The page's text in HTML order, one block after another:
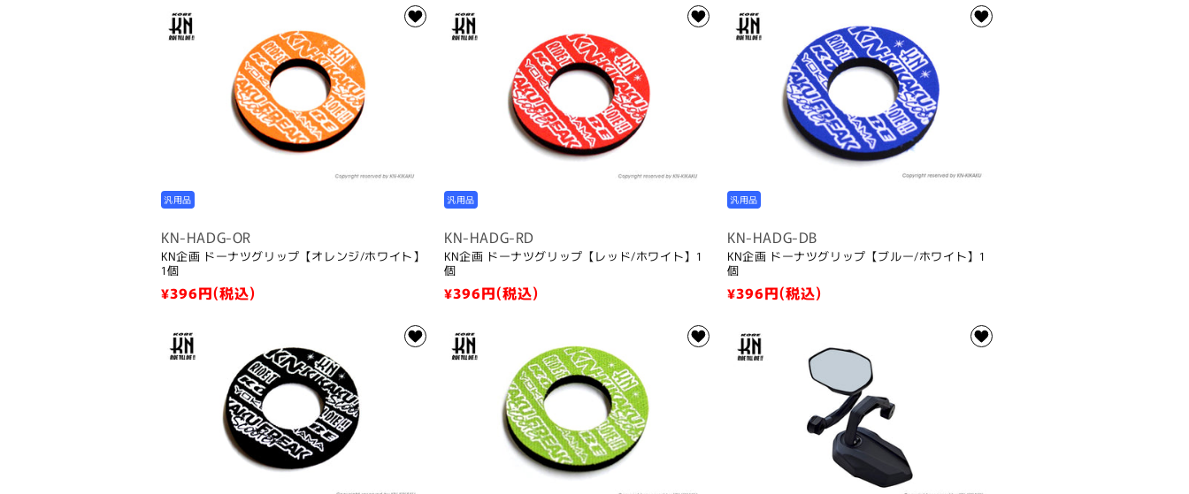
格
格
価
格
汎用品
KN-HADG-OR
KN企画 ドーナツグリップ【オレンジ/ホワイト】
1個
通
価
格
¥396円(税込)
汎用品
KN-HADG-RD
KN企画 ドーナツグリップ【レッド/ホワイト】1
個
通
価
格
¥396円(税込)
汎用品
KN-HADG-DB
KN企画 ドーナツグリップ【ブルー/ホワイト】1
個
通
価
格
¥396円(税込)